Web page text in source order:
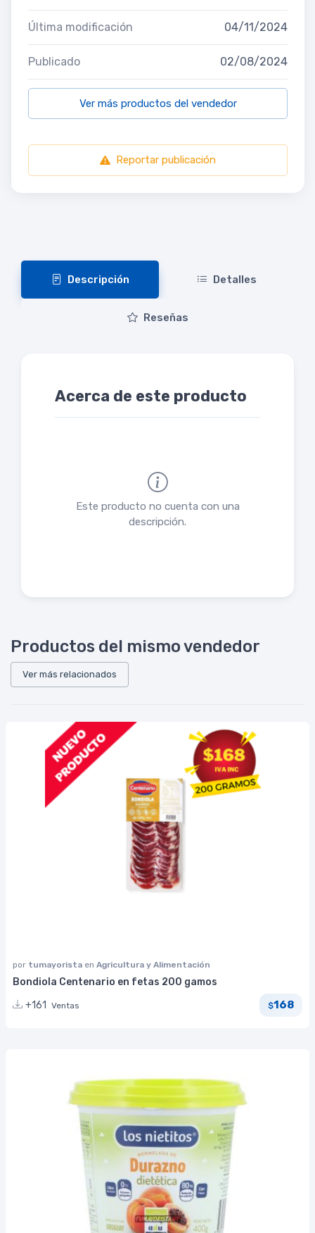
Última modificación 04/11/2024
Publicado 02/08/2024
Ver más productos del vendedor
Reportar publicación
Descripción Detalles
Reseñas
Acerca de este producto
Este producto no cuenta con una
descripción.
Productos del mismo vendedor
Ver más relacionados
por tumayorista en Agricultura y Alimentación
Bondiola Centenario en fetas 200 gamos
+161
Ventas $168